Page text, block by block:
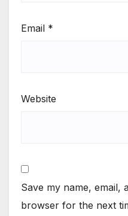
Email *
Website
Save my name, email,
browser for the next